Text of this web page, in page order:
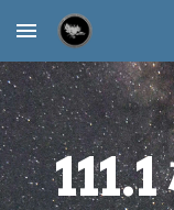
Skip to main content